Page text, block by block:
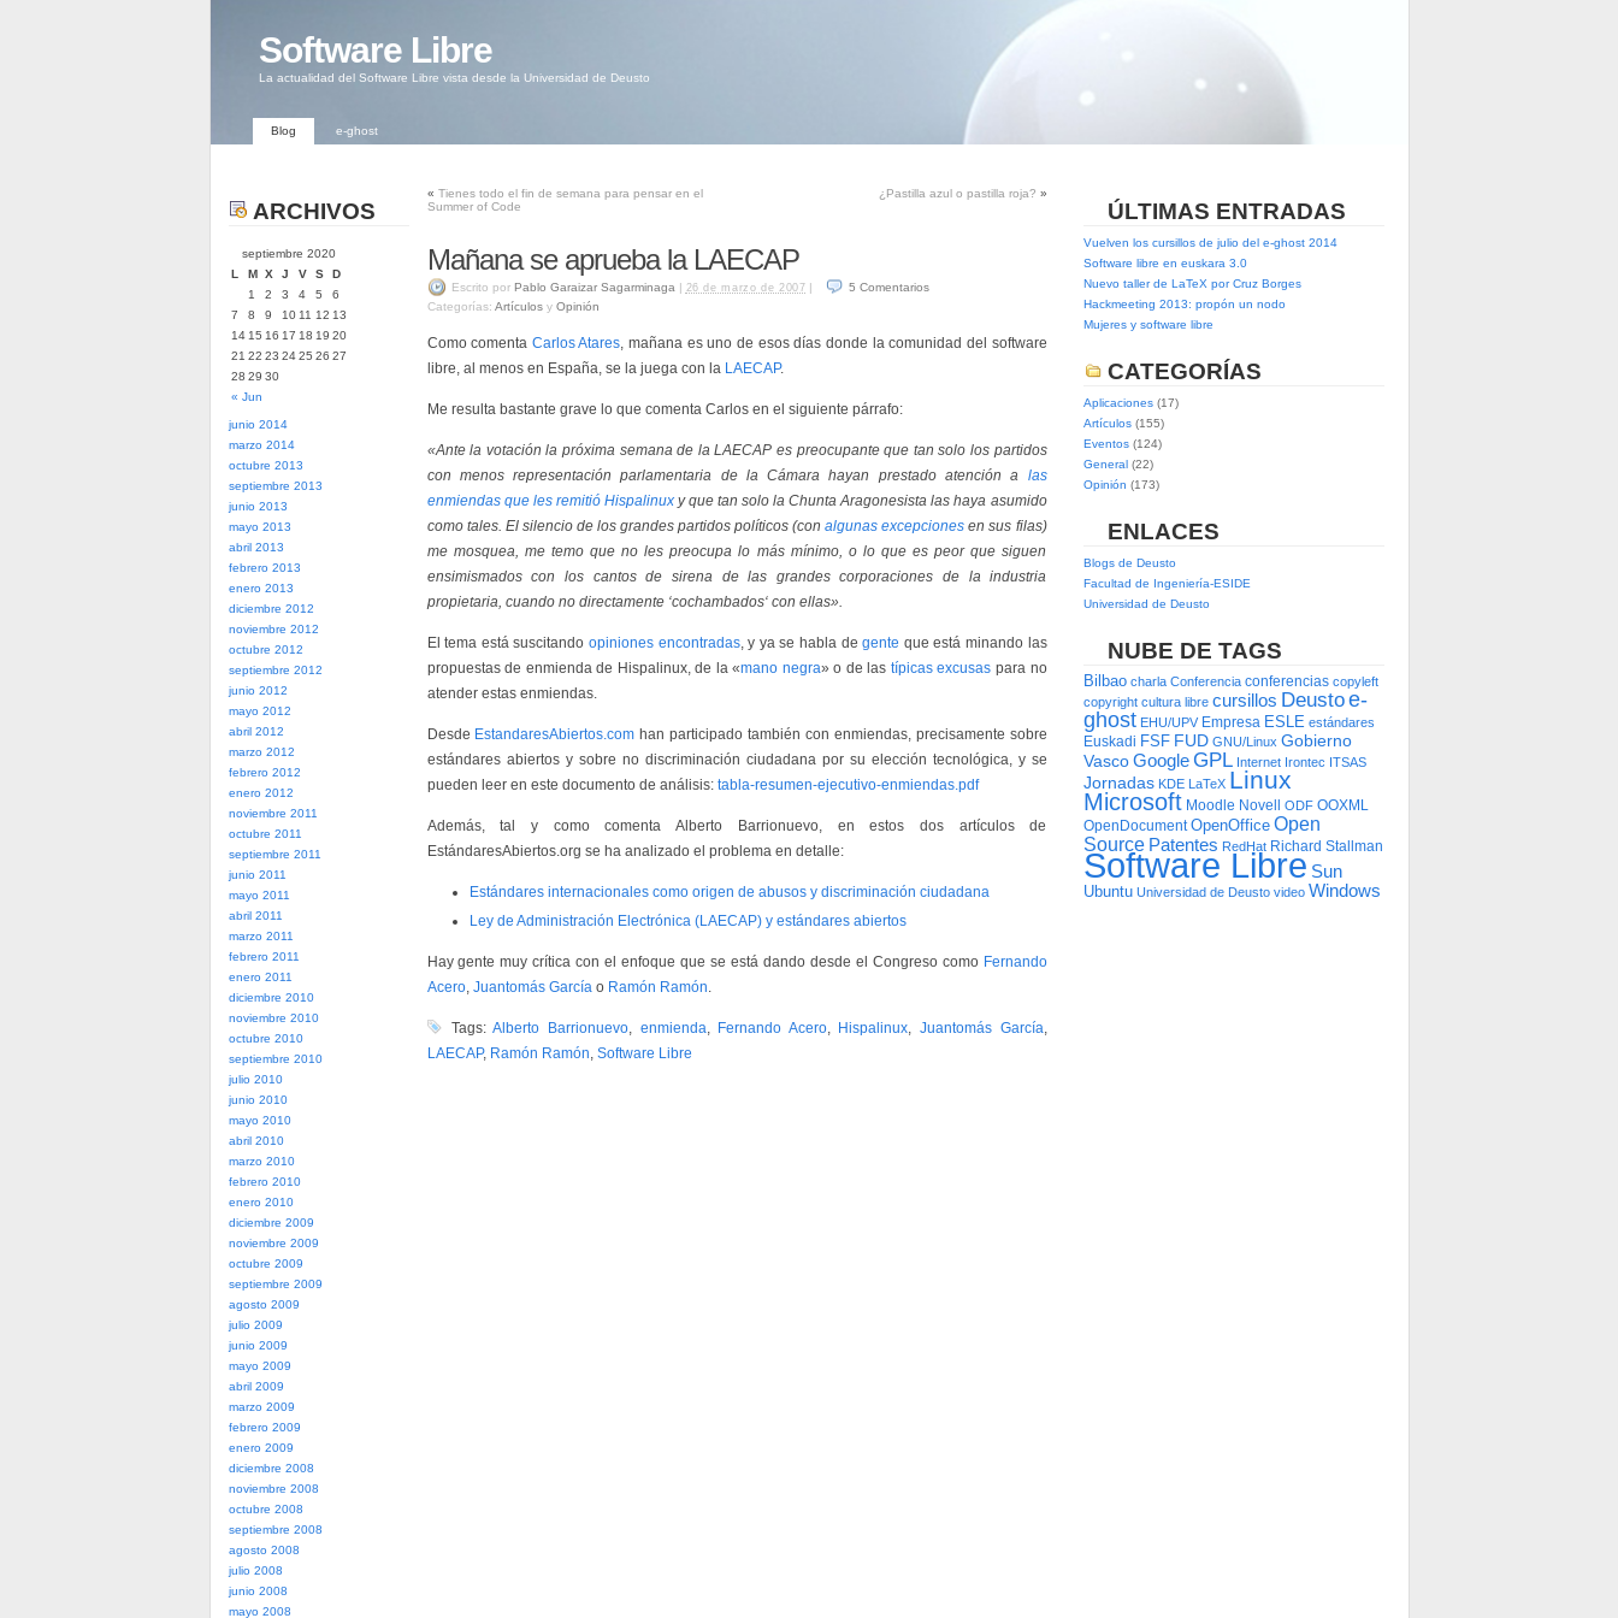
Software Libre
La actualidad del Software Libre vista desde la Universidad de Deusto
Blog e-ghost
ARCHIVOS
septiembre 2020
L
M X J V S D
« Jun
1 2 3 4 5
6
7
8 9 10 11 12 13
14 15 16 17 18 19 20
21 22 23 24 25 26 27
28 29 30
junio 2014
marzo 2014
octubre 2013
septiembre 2013
junio 2013
mayo 2013
abril 2013
febrero 2013
enero 2013
diciembre 2012
noviembre 2012
octubre 2012
septiembre 2012
junio 2012
mayo 2012
abril 2012
marzo 2012
febrero 2012
enero 2012
noviembre 2011
octubre 2011
septiembre 2011
junio 2011
mayo 2011
abril 2011
marzo 2011
febrero 2011
enero 2011
diciembre 2010
noviembre 2010
octubre 2010
septiembre 2010
julio 2010
junio 2010
mayo 2010
abril 2010
marzo 2010
febrero 2010
enero 2010
diciembre 2009
noviembre 2009
octubre 2009
septiembre 2009
agosto 2009
julio 2009
junio 2009
mayo 2009
abril 2009
marzo 2009
febrero 2009
enero 2009
diciembre 2008
noviembre 2008
octubre 2008
septiembre 2008
agosto 2008
julio 2008
junio 2008
mayo 2008
« Tienes todo el fin de semana para pensar en el
Summer of Code
¿Pastilla azul o pastilla roja? »
Mañana se aprueba la LAECAP
Escrito por Pablo Garaizar Sagarminaga | 26 de marzo de 2007 | 5Comentarios
Categorías: Artículosy Opinión
Como comenta Carlos Atares, mañana es uno de esos días donde la comunidad del software
libre, al menos en España, se la juega con la LAECAP.
Me resulta bastante grave lo que comenta Carlos en el siguiente párrafo:
«Ante la votación la próxima semana de la LAECAP es preocupante que tan solo los partidos
con menos representación parlamentaria de la Cámara hayan prestado atención a las
enmiendas que les remitió Hispalinuxy que tan solo la Chunta Aragonesista las haya asumido
como tales. El silencio de los grandes partidos políticos (conalgunas excepciones en sus filas)
me mosquea, me temo que no les preocupa lo más mínimo, o lo que es peor que siguen
ensimismados con los cantos de sirena de las grandes corporaciones de la industria
propietaria, cuando no directamente ‘cochambados‘ con ellas».
El tema está suscitando opiniones encontradas, y ya se habla degente que está minando las
propuestas de enmienda de Hispalinux, de la «mano negra» o de las típicas excusas para no
atender estas enmiendas.
Desde EstandaresAbiertos.com han participado también con enmiendas, precisamente sobre
estándares abiertos y sobre no discriminación ciudadana por su elección tecnológica, y se
pueden leer en este documento de análisis: tabla-resumen-ejecutivo-enmiendas.pdf
Además, tal y como comenta Alberto Barrionuevo, en estos dos artículos de
EstándaresAbiertos.org se ha analizado el problema en detalle:
Estándares internacionales como origen de abusos y discriminación ciudadana
Ley de Administración Electrónica (LAECAP) y estándares abiertos
Hay gente muy crítica con el enfoque que se está dando desde el Congreso como Fernando
Acero, Juantomás Garcíao Ramón Ramón.
Tags:Alberto Barrionuevo, enmienda, Fernando Acero, Hispalinux, Juantomás García,
LAECAP, Ramón Ramón, Software Libre
ÚLTIMAS ENTRADAS
Vuelven los cursillos de julio del e-ghost 2014
Software libre en euskara 3.0
Nuevo taller de LaTeX por Cruz Borges
Hackmeeting 2013: propón un nodo
Mujeres y software libre
CATEGORÍAS
Aplicaciones(17)
Artículos(155)
Eventos(124)
General(22)
Opinión (173)
ENLACES
Blogs de Deusto
Facultad de Ingeniería-ESIDE
Universidad de Deusto
NUBE DE TAGS
Bilbao charla Conferencia conferencias copyleft
copyright cultura libre cursillos Deustoe-
ghost EHU/UPV Empresa ESLE estándares
Euskadi FSF FUD GNU/Linux Gobierno
Vasco Google GPL Internet Irontec ITSAS
Jornadas KDE LaTeX Linux
Microsoft Moodle Novell ODF OOXML
OpenDocument OpenOffice Open
Source Patentes RedHat Richard Stallman
Software Libre Sun
Ubuntu Universidad de Deusto video Windows